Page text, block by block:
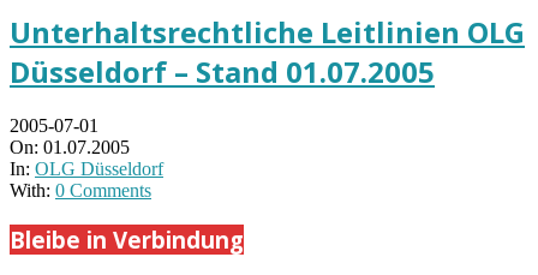
Unterhaltsrechtliche Leitlinien OLG
Düsseldorf – Stand 01.07.2005
2005-07-01
On: 01.07.2005
In: OLG Düsseldorf
With: 0 Comments
Bleibe in Verbindung